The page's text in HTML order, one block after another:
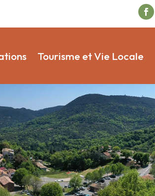
Tourisme et Vie Locale